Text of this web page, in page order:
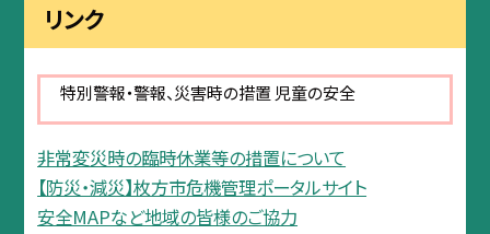
リンク
特別警報・警報、災害時の措置 児童の安全
非常変災時の臨時休業等の措置について
【防災・減災】枚方市危機管理ポータルサイト
安全MAPなど地域の皆様のご協力